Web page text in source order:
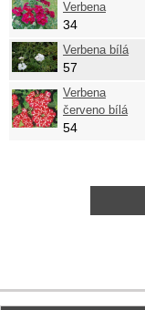
Verbena
34
Verbena bílá
57
Verbena
červeno bílá
54